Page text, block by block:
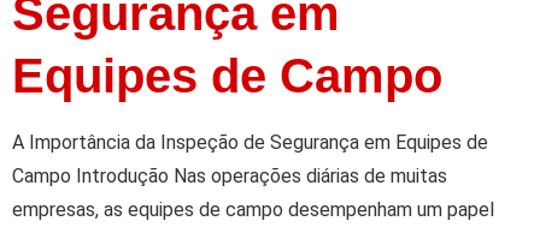
Segurança em
Equipes de Campo
A Importância da Inspeção de Segurança em Equipes de
Campo Introdução Nas operações diárias de muitas
empresas, as equipes de campo desempenham um papel